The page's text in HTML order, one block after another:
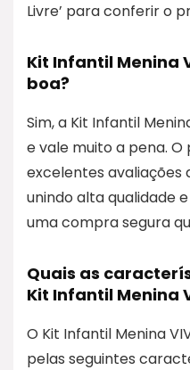
Livre’ para conferir o
Kit Infantil Menina
boa?
Sim, a Kit Infantil
e vale muito a pena.
excelentes avaliações
unindo alta qualidade
uma compra segura
Quais as
Kit Infantil Menina
O Kit Infantil Menina
pelas seguintes